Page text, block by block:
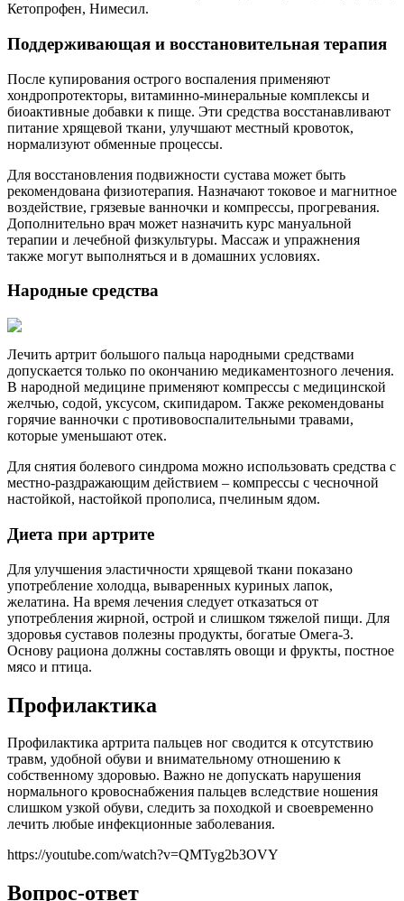
Кетопрофен, Нимесил.
Поддерживающая и восстановительная терапия
После купирования острого воспаления применяют
хондропротекторы, витаминно-минеральные комплексы и
биоактивные добавки к пище. Эти средства восстанавливают
питание хрящевой ткани, улучшают местный кровоток,
нормализуют обменные процессы.
Для восстановления подвижности сустава может быть
рекомендована физиотерапия. Назначают токовое и магнитное
воздействие, грязевые ванночки и компрессы, прогревания.
Дополнительно врач может назначить курс мануальной
терапии и лечебной физкультуры. Массаж и упражнения
также могут выполняться и в домашних условиях.
Народные средства
Лечить артрит большого пальца народными средствами
допускается только по окончанию медикаментозного лечения.
В народной медицине применяют компрессы с медицинской
желчью, содой, уксусом, скипидаром. Также рекомендованы
горячие ванночки с противовоспалительными травами,
которые уменьшают отек.
Для снятия болевого синдрома можно использовать средства с
местно-раздражающим действием – компрессы с чесночной
настойкой, настойкой прополиса, пчелиным ядом.
Диета при артрите
Для улучшения эластичности хрящевой ткани показано
употребление холодца, вываренных куриных лапок,
желатина. На время лечения следует отказаться от
употребления жирной, острой и слишком тяжелой пищи. Для
здоровья суставов полезны продукты, богатые Омега-3.
Основу рациона должны составлять овощи и фрукты, постное
мясо и птица.
Профилактика
Профилактика артрита пальцев ног сводится к отсутствию
травм, удобной обуви и внимательному отношению к
собственному здоровью. Важно не допускать нарушения
нормального кровоснабжения пальцев вследствие ношения
слишком узкой обуви, следить за походкой и своевременно
лечить любые инфекционные заболевания.
https://youtube.com/watch?v=QMTyg2b3OVY
Вопрос-ответ